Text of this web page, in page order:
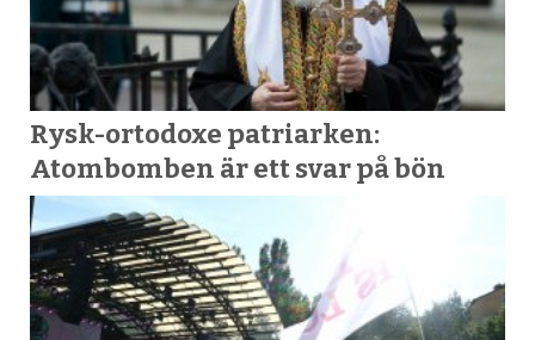
Rysk-ortodoxe patriarken:
Atombomben är ett svar på bön